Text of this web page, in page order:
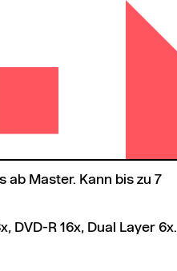
ab Master. Kann bis zu 7
DVD-R 16x, Dual Layer 6x.